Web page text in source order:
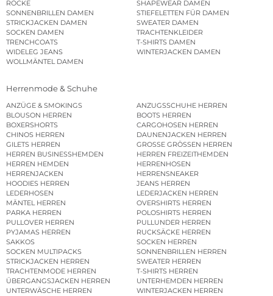
RÖCKE
SHAPEWEAR DAMEN
SONNENBRILLEN DAMEN
STIEFELETTEN FÜR DAMEN
STRICKJACKEN DAMEN
SWEATER DAMEN
SOCKEN DAMEN
TRACHTENKLEIDER
TRENCHCOATS
T-SHIRTS DAMEN
WIDELEG JEANS
WINTERJACKEN DAMEN
WOLLMÄNTEL DAMEN
Herrenmode & Schuhe
ANZÜGE & SMOKINGS
ANZUGSSCHUHE HERREN
BLOUSON HERREN
BOOTS HERREN
BOXERSHORTS
CARGOHOSEN HERREN
CHINOS HERREN
DAUNENJACKEN HERREN
GILETS HERREN
GROSSE GRÖSSEN HERREN
HERREN BUSINESSHEMDEN
HERREN FREIZEITHEMDEN
HERREN HEMDEN
HERRENHOSEN
HERRENJACKEN
HERRENSNEAKER
HOODIES HERREN
JEANS HERREN
LEDERHOSEN
LEDERJACKEN HERREN
MÄNTEL HERREN
OVERSHIRTS HERREN
PARKA HERREN
POLOSHIRTS HERREN
PULLOVER HERREN
PULLUNDER HERREN
PYJAMAS HERREN
RUCKSÄCKE HERREN
SAKKOS
SOCKEN HERREN
SOCKEN MULTIPACKS
SONNENBRILLEN HERREN
STRICKJACKEN HERREN
SWEATER HERREN
TRACHTENMODE HERREN
T-SHIRTS HERREN
ÜBERGANGSJACKEN HERREN
UNTERHEMDEN HERREN
UNTERWÄSCHE HERREN
WINTERJACKEN HERREN